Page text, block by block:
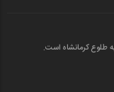
طلوع کرمانشاه است.